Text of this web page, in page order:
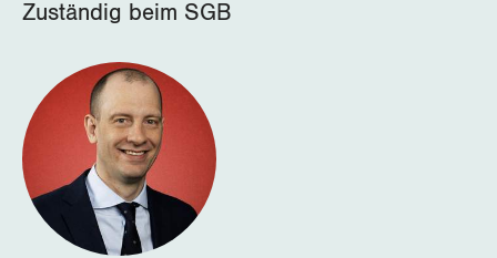
Schaffhausen
Schwyz
St. Gallen-Appenzell
Solothurn
Tessin
Zuständig beim SGB